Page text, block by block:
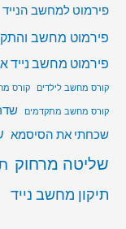
פירמוט למחשב הנייד
פירמוט מחשב
פירמוט מחשב נייד
קורס מחשב לילדים
קורס
קורס מחשב מתקדמים
שכחתי את הסיסמא
שליטה מרחוק
תיקון מחשב נייד